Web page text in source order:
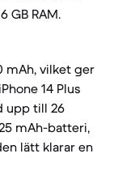
GB RAM.
mAh, vilket ger
14 Plus
upp till 26
mAh-batteri,
lätt klarar en